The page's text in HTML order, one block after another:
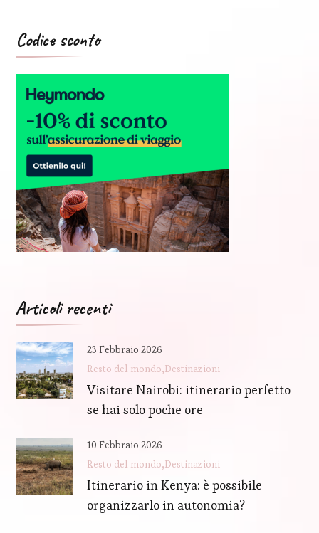
Codice sconto
Articoli recenti
Resto del mondo Destinazioni
Visitare Nairobi: itinerario perfetto
se hai solo poche ore
23 Febbraio 2026
Resto del mondo Destinazioni
Itinerario in Kenya: è possibile
organizzarlo in autonomia?
10 Febbraio 2026